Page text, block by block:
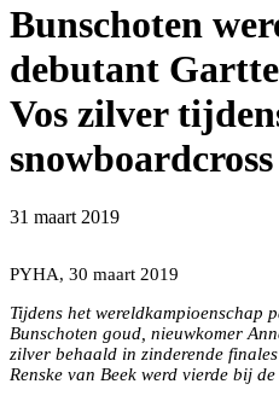
Bunschoten
debutant
Vos zilver
snowboardcross
31 maart 2019
PYHA, 30 maart 2019
Tijdens het wereldkampioenschap
Bunschoten goud, nieuwkomer
zilver behaald in zinderende
Renske van Beek werd vierde bij de
Lisa Bunschoten viert goud